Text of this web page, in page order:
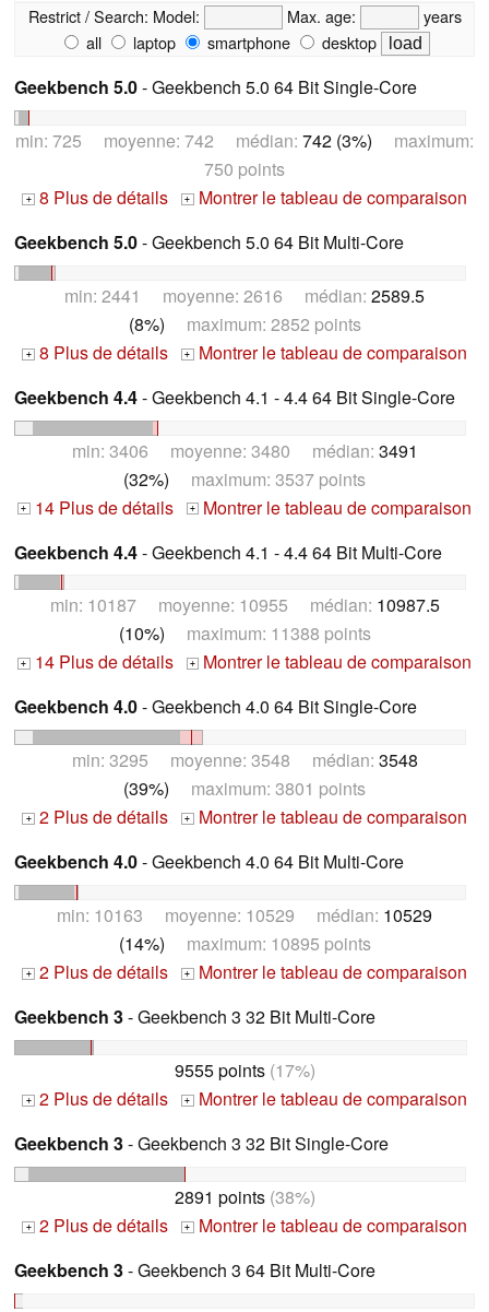
Restrict / Search: Model: Max. age:
years
all
laptop smartphone desktop
Geekbench 5.0- Geekbench 5.0 64 Bit Single-Core
min: 725 moyenne: 742 médian: 742 (3%) maximum:
750 points
+ 8 Plus de détails + Montrer le tableau de comparaison
Geekbench 5.0- Geekbench 5.0 64 Bit Multi-Core
min: 2441 moyenne: 2616 médian: 2589.5
(8%) maximum: 2852 points
+ 8 Plus de détails + Montrer le tableau de comparaison
Geekbench 4.4- Geekbench 4.1 - 4.4 64 Bit Single-Core
min: 3406 moyenne: 3480 médian: 3491
(32%) maximum: 3537 points
+ 14 Plus de détails +
Montrer le tableau de comparaison
Geekbench 4.4- Geekbench 4.1 - 4.4 64 Bit Multi-Core
min: 10187 moyenne: 10955 médian: 10987.5
(10%) maximum: 11388 points
+ 14 Plus de détails +
Montrer le tableau de comparaison
Geekbench 4.0- Geekbench 4.0 64 Bit Single-Core
min: 3295 moyenne: 3548 médian: 3548
(39%) maximum: 3801 points
+ 2 Plus de détails + Montrer le tableau de comparaison
Geekbench 4.0- Geekbench 4.0 64 Bit Multi-Core
min: 10163 moyenne: 10529 médian: 10529
(14%) maximum: 10895 points
+ 2 Plus de détails + Montrer le tableau de comparaison
Geekbench 3- Geekbench 3 32 Bit Multi-Core
9555 points(17%)
+ 2 Plus de détails + Montrer le tableau de comparaison
Geekbench 3- Geekbench 3 32 Bit Single-Core
2891 points(38%)
+ 2 Plus de détails + Montrer le tableau de comparaison
Geekbench 3- Geekbench 3 64 Bit Multi-Core